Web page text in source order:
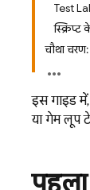
Test
चौथा
इस गाइड
या गेम लूप